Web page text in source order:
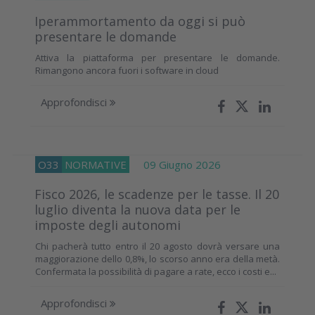
Iperammortamento da oggi si può
presentare le domande
Attiva la piattaforma per presentare le domande.
Rimangono ancora fuori i software in cloud
Approfondisci
O33 NORMATIVE 09 Giugno 2026
Fisco 2026, le scadenze per le tasse. Il 20
luglio diventa la nuova data per le
imposte degli autonomi
Chi pacherà tutto entro il 20 agosto dovrà versare una
maggiorazione dello 0,8%, lo scorso anno era della metà.
Confermata la possibilità di pagare a rate, ecco i costi e...
Approfondisci